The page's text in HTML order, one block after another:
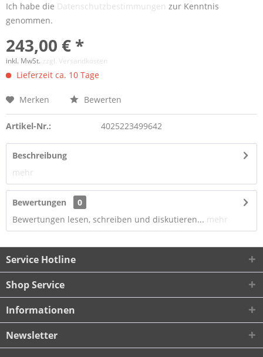
Ich habe die Datenschutzbestimmungen zur Kenntnis
genommen.
243,00 € *
inkl. MwSt. zzgl. Versandkosten
Lieferzeit ca. 10 Tage
Merken Bewerten
Artikel-Nr.: 4025223499642
Beschreibung
mehr
Bewertungen
0
Bewertungen lesen, schreiben und diskutieren... mehr
Service Hotline
Shop Service
Informationen
Newsletter